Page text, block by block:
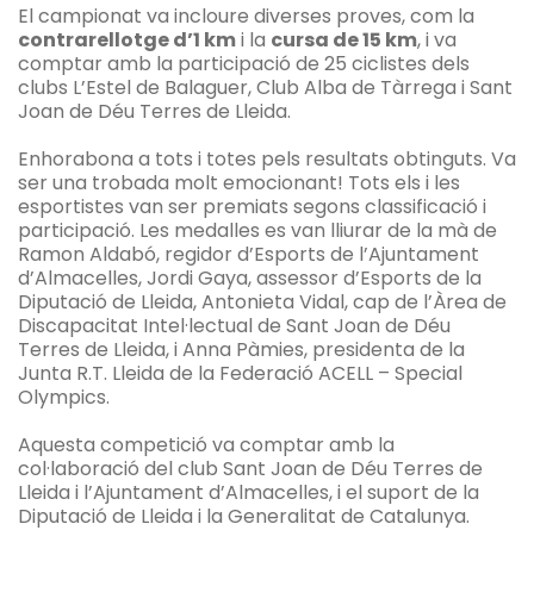
El campionat va incloure diverses proves, com la
contrarellotge d’1 kmi la cursa de 15 km, i va
comptar amb la participació de 25 ciclistes dels
clubs L’Estel de Balaguer, Club Alba de Tàrrega i Sant
Joan de Déu Terres de Lleida.
Enhorabona a tots i totes pels resultats obtinguts. Va
ser una trobada molt emocionant! Tots els i les
esportistes van ser premiats segons classificació i
participació. Les medalles es van lliurar de la mà de
Ramon Aldabó, regidor d’Esports de l’Ajuntament
d’Almacelles, Jordi Gaya, assessor d’Esports de la
Diputació de Lleida, Antonieta Vidal, cap de l’Àrea de
Discapacitat Intel·lectual de Sant Joan de Déu
Terres de Lleida, i Anna Pàmies, presidenta de la
Junta R.T. Lleida de la Federació ACELL – Special
Olympics.
Aquesta competició va comptar amb la
col·laboració del club Sant Joan de Déu Terres de
Lleida i l’Ajuntament d’Almacelles, i el suport de la
Diputació de Lleida i la Generalitat de Catalunya.